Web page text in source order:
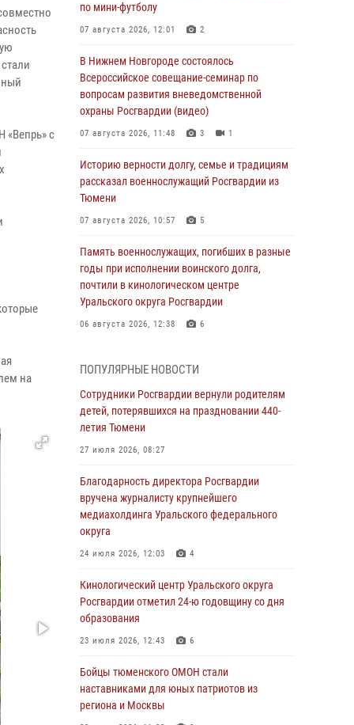
«Вепрь» с
на
по мини-футболу
07 августа 2026, 12:01 2
В Нижнем Новгороде состоялось
Всероссийское совещание-семинар по
вопросам развития вневедомственной
охраны Росгвардии (видео)
07 августа 2026, 11:48 3 1
Историю верности долгу, семье и традициям
рассказал военнослужащий Росгвардии из
Тюмени
07 августа 2026, 10:57 5
Память военнослужащих, погибших в разные
годы при исполнении воинского долга,
почтили в кинологическом центре
Уральского округа Росгвардии
06 августа 2026, 12:38 6
знакомят детей со своей службой и
напоминают о мерах безопасности
06 августа 2026, 12:33 2
области» в рамках акции «Храним огонь
06 августа 2026, 04:41 3
Росгвардейцы в Тюменской области почтили
Яковлева
05 августа 2026, 11:03 4
В Тюмени офицер Росгвардии в радиоэфире
владения оружием
05 августа 2026, 09:56 2
Военнослужащие Росгвардии сбили дрон-
ПОПУЛЯРНЫЕ НОВОСТИ
Сотрудники Росгвардии вернули родителям
детей, потерявшихся на праздновании 440-
летия Тюмени
27 июля 2026, 08:27
Благодарность директора Росгвардии
вручена журналисту крупнейшего
медиахолдинга Уральского федерального
округа
24 июля 2026, 12:03 4
Кинологический центр Уральского округа
Росгвардии отметил 24-ю годовщину со дня
образования
23 июля 2026, 12:43 6
Бойцы тюменского ОМОН стали
наставниками для юных патриотов из
региона и Москвы